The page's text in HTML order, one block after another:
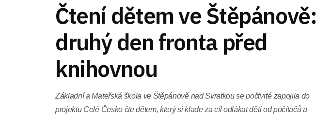
Čtení dětem ve Štěpánově:
druhý den fronta před
knihovnou
Základní a Mateřská škola ve Štěpánově nad Svratkou se počtvrté zapojila do
projektu Celé Česko čte dětem, který si klade za cíl odlákat děti od počítačů a